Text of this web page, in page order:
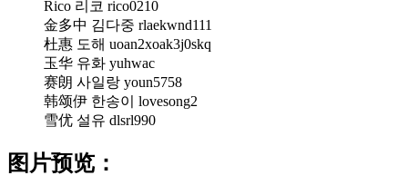
Rico 리코 rico0210
金多中 김다중 rlaekwnd111
杜惠 도해 uoan2xoak3j0skq
玉华 유화 yuhwac
赛朗 사일랑 youn5758
韩颂伊 한송이 lovesong2
雪优 설유 dlsrl990
图片预览：